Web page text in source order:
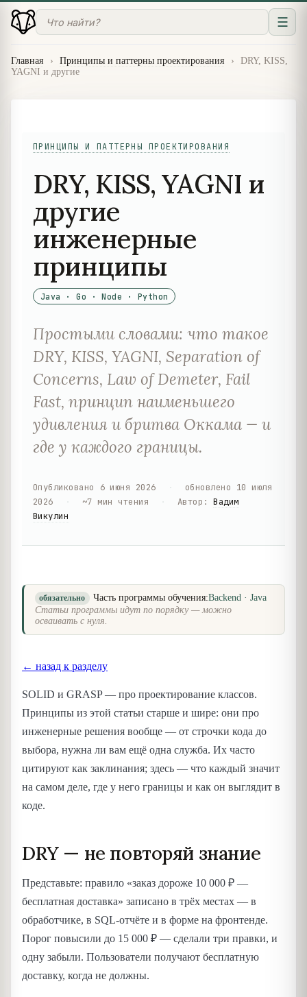
☰
Главная › Принципы и паттерны проектирования ›
DRY, KISS,
YAGNI и другие
ПРИНЦИПЫ И ПАТТЕРНЫ ПРОЕКТИРОВАНИЯ
DRY, KISS, YAGNI и
другие
инженерные
принципы
Java · Go · Node · Python
Простыми словами: что такое
DRY, KISS, YAGNI, Separation of
Concerns, Law of Demeter, Fail
Fast, принцип наименьшего
удивления и бритва Оккама — и
где у каждого границы.
Опубликовано 6 июня 2026 обновлено 10 июля
2026
~7 мин чтения Автор :Вадим
Викулин
обязательно Часть программы обучения:Backend · Java
Статьи программы идут по порядку — можно
осваивать с нуля.
← назад к разделу
SOLID и GRASP — про проектирование классов.
Принципы из этой статьи старше и шире: они про
инженерные решения вообще — от строчки кода до
выбора, нужна ли вам ещё одна служба. Их часто
цитируют как заклинания; здесь — что каждый значит
на самом деле, где у него границы и как он выглядит в
коде.
DRY — не повторяй знание
Представьте: правило «заказ дороже 10 000 ₽ —
бесплатная доставка» записано в трёх местах — в
обработчике, в SQL-отчёте и в форме на фронтенде.
Порог повысили до 15 000 ₽ — сделали три правки, и
одну забыли. Пользователи получают бесплатную
доставку, когда не должны.